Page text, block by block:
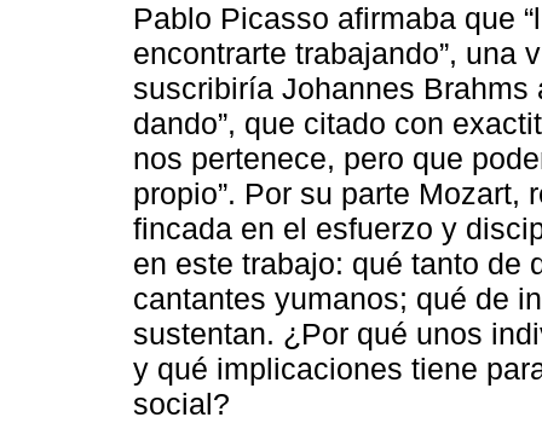
Pablo Picasso afirmaba que
encontrarte trabajando”, una
suscribiría Johannes Brahms
dando”, que citado con
nos pertenece, pero que
propio”. Por su parte
fincada en el esfuerzo y
en este trabajo: qué tanto de
cantantes yumanos; qué de
sustentan. ¿Por qué unos
y qué implicaciones tiene
social?